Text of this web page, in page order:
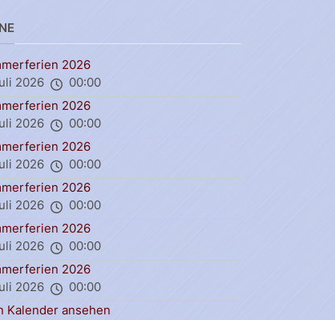
2026
2026
00:00
2026
2026
00:00
2026
2026
00:00
2026
2026
00:00
2026
2026
00:00
2026
2026
00:00
Kalender ansehen